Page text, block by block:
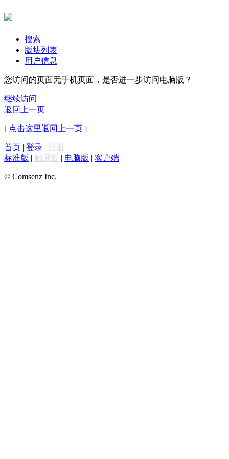
搜索
版块列表
用户信息
您访问的页面无手机页面，是否进一步访问电脑版？
继续访问
返回上一页
[ 点击这里返回上一页 ]
首页 | 登录 | 注册
标准版 | 触屏版 | 电脑版 | 客户端
© Comsenz Inc.